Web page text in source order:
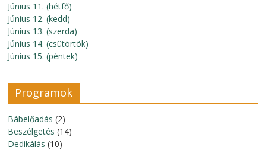
Június 11. (hétfő)
Június 12. (kedd)
Június 13. (szerda)
Június 14. (csütörtök)
Június 15. (péntek)
Programok
Bábelőadás (2)
Beszélgetés (14)
Dedikálás (10)